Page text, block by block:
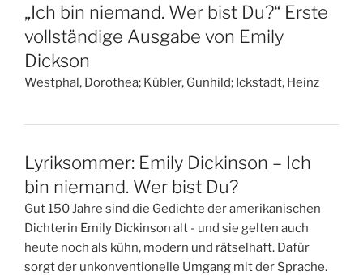
„Ich bin niemand. Wer bist Du?“ Erste
vollständige Ausgabe von Emily
Dickson
Westphal, Dorothea; Kübler, Gunhild; Ickstadt, Heinz
Lyriksommer: Emily Dickinson – Ich
bin niemand. Wer bist Du?
Gut 150 Jahre sind die Gedichte der amerikanischen
Dichterin Emily Dickinson alt - und sie gelten auch
heute noch als kühn, modern und rätselhaft. Dafür
sorgt der unkonventionelle Umgang mit der Sprache.